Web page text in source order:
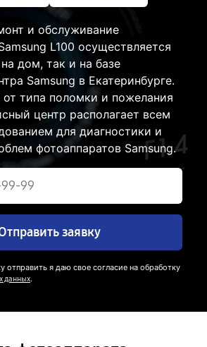
и обслуживание
L100 осуществляется
дом, так и на базе
Samsung в Екатеринбурге.
от типа поломки и пожелания
центр располагает всем
для диагностики и
фотоаппаратов Samsung.
заявку
отправить я даю свое согласие на обработку
данных.